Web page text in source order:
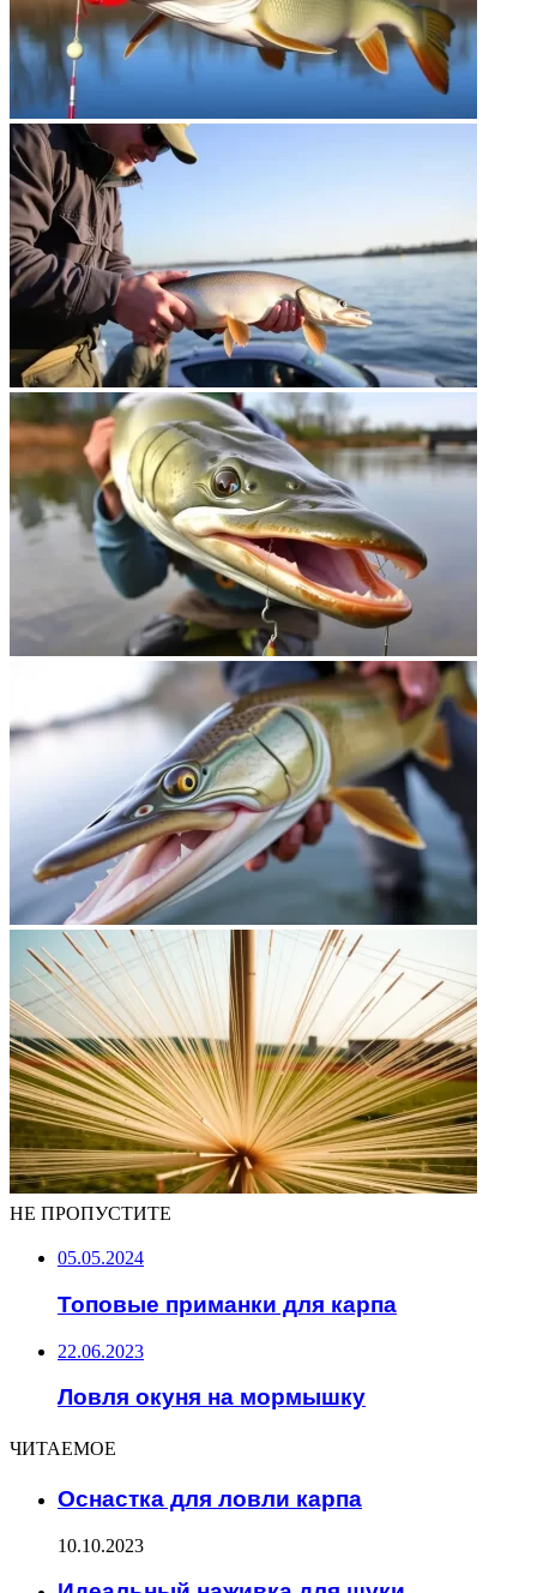
НЕ ПРОПУСТИТЕ
05.05.2024
Топовые приманки для карпа
22.06.2023
Ловля окуня на мормышку
ЧИТАЕМОЕ
Оснастка для ловли карпа
10.10.2023